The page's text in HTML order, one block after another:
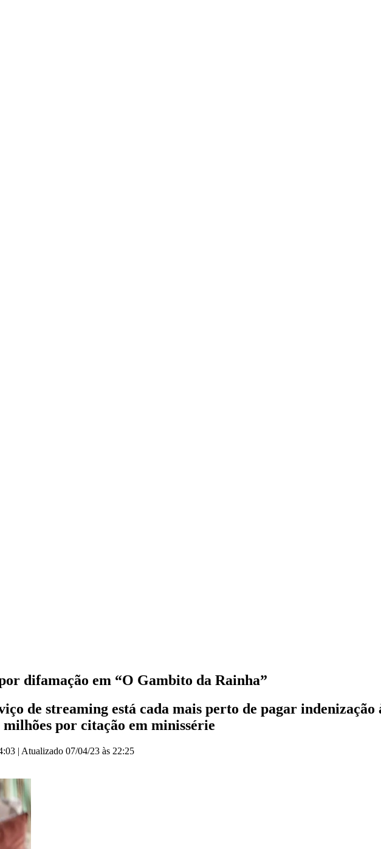
difamação em “O Gambito da Rainha”
de streaming está cada mais perto de pagar indenização
por citação em minissérie
| Atualizado 07/04/23 às 22:25